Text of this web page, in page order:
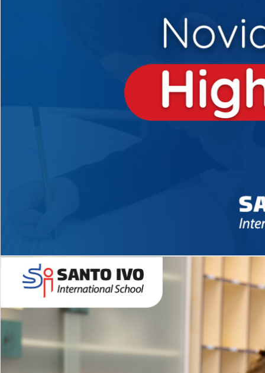
Novidades 2026 High School
EDUCAÇÃO INFANTIL
Inglês todos os dias